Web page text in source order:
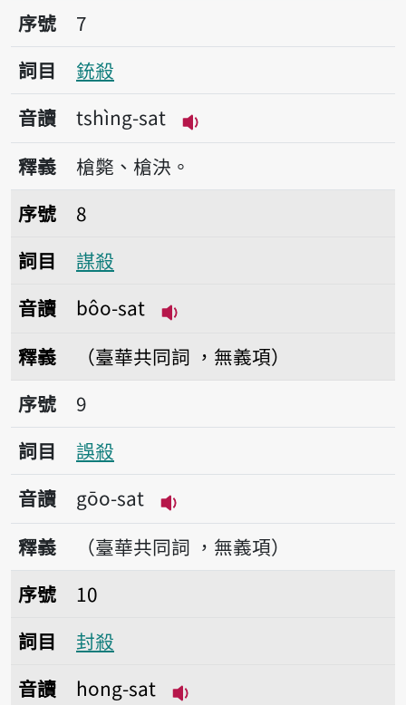
序號7銃殺
序號
7
詞目
銃殺
音讀
tshìng-sat
播放音讀tshìng-sat
釋義
槍斃、槍決。
序號8謀殺
序號
8
詞目
謀殺
音讀
bôo-sat
釋義
（臺華共同詞 ，無義項）
序號9誤殺
序號
9
詞目
誤殺
音讀
gōo-sat
播放音讀gōo-sat
釋義
（臺華共同詞 ，無義項）
序號10封殺
序號
10
詞目
封殺
音讀
hong-sat